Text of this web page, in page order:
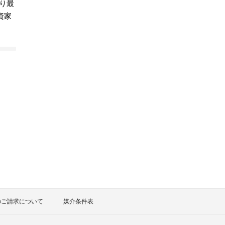
最
家
請求について 媒介条件表